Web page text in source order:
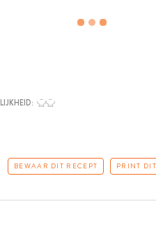
BEWAAR DIT RECEPT PRINT